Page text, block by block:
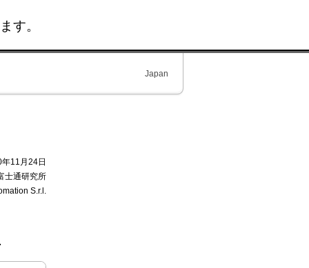
す。
Japan
11月24日
士通研究所
S.r.l.